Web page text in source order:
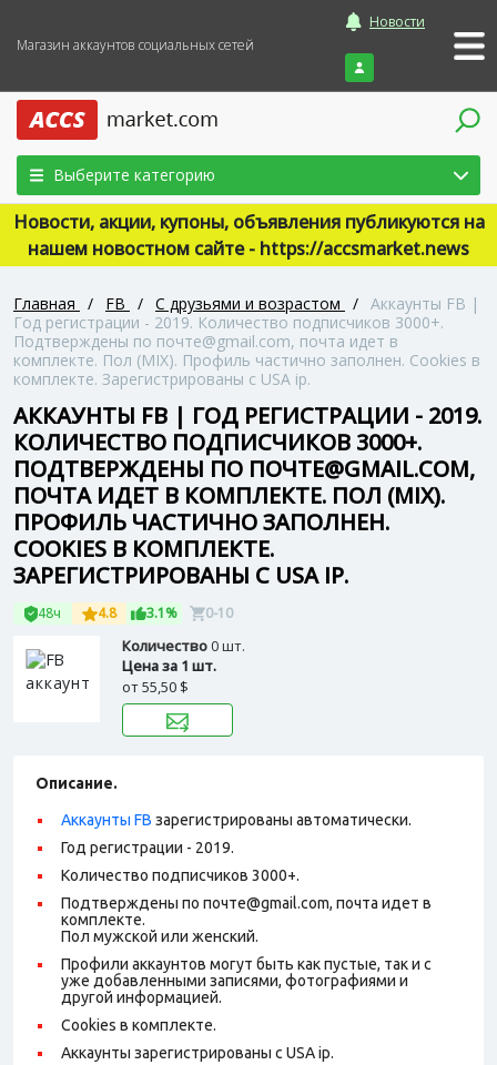
Магазин аккаунтов социальных сетей
Новости
Войти
Выберите категорию
Новости, акции, купоны, объявления публикуются на
нашем новостном сайте - https://accsmarket.news
Главная / FB / С друзьями и возрастом / Аккаунты FB |
Год регистрации - 2019. Количество подписчиков 3000+.
Подтверждены по почте@gmail.com, почта идет в
комплекте. Пол (MIX). Профиль частично заполнен. Сookies в
комплекте. Зарегистрированы с USA ip.
АККАУНТЫ FB | ГОД РЕГИСТРАЦИИ - 2019.
КОЛИЧЕСТВО ПОДПИСЧИКОВ 3000+.
ПОДТВЕРЖДЕНЫ ПО ПОЧТЕ@GMAIL.COM,
ПОЧТА ИДЕТ В КОМПЛЕКТЕ. ПОЛ (MIX).
ПРОФИЛЬ ЧАСТИЧНО ЗАПОЛНЕН.
СOOKIES В КОМПЛЕКТЕ.
ЗАРЕГИСТРИРОВАНЫ С USA IP.
48ч 4.8 3.1% 0-10
Количество0 шт.
Цена за 1 шт.
от55,50 $
Описание.
Аккаунты FB зарегистрированы автоматически.
Год регистрации - 2019.
Количество подписчиков 3000+.
Подтверждены по почте@gmail.com, почта идет в
комплекте.
Пол мужской или женский.
Профили аккаунтов могут быть как пустые, так и с
уже добавленными записями, фотографиями и
другой информацией.
Cookies в комплекте.
Аккаунты зарегистрированы с USA ip.